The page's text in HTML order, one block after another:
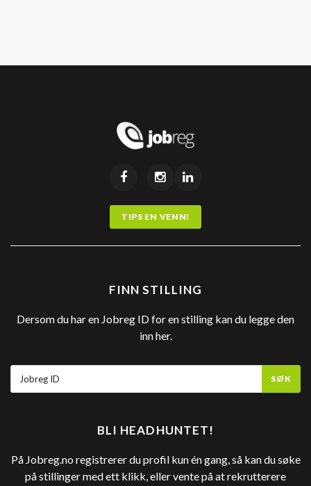
TIPS EN VENN!
FINN STILLING
Dersom du har en Jobreg ID for en stilling kan du legge den
inn her.
SØK
BLI HEADHUNTET!
På Jobreg.no registrerer du profil kun én gang, så kan du søke
på stillinger med ett klikk, eller vente på at rekrutterere